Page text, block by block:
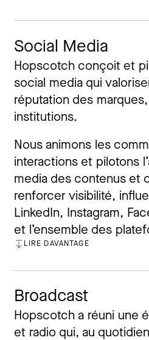
Social Media
Hopscotch conçoit et
social media qui
réputation des
institutions.
Nous animons les
interactions et pilotons
media des contenus et
renforcer visibilité,
LinkedIn, Instagram,
et l’ensemble des
LIRE DAVANTAGE
Broadcast
Hopscotch a réuni une
et radio qui, au